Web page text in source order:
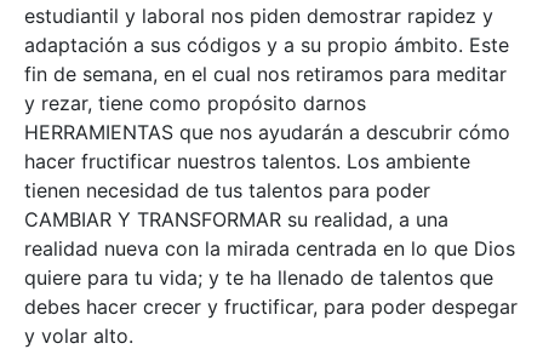
estudiantil y laboral nos piden demostrar rapidez y
adaptación a sus códigos y a su propio ámbito. Este
fin de semana, en el cual nos retiramos para meditar
y rezar, tiene como propósito darnos
HERRAMIENTAS que nos ayudarán a descubrir cómo
hacer fructificar nuestros talentos. Los ambiente
tienen necesidad de tus talentos para poder
CAMBIAR Y TRANSFORMAR su realidad, a una
realidad nueva con la mirada centrada en lo que Dios
quiere para tu vida; y te ha llenado de talentos que
debes hacer crecer y fructificar, para poder despegar
y volar alto.